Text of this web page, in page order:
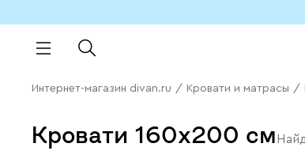
Интернет-магазин divan.ru / Кровати и матрасы /
Кровати 160x200 см